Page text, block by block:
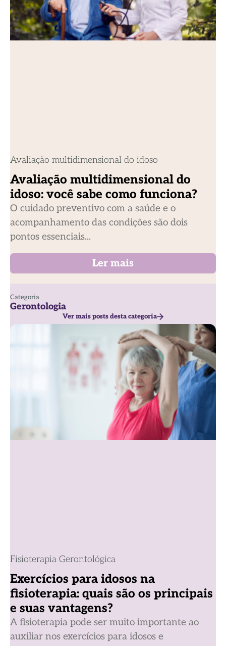
Avaliação multidimensional do idoso
Avaliação multidimensional do
idoso: você sabe como funciona?
O cuidado preventivo com a saúde e o
acompanhamento das condições são dois
pontos essenciais...
Ler mais
Categoria
Gerontologia
Ver mais posts desta categoria
Fisioterapia Gerontológica
Exercícios para idosos na
fisioterapia: quais são os principais
e suas vantagens?
A fisioterapia pode ser muito importante ao
auxiliar nos exercícios para idosos e